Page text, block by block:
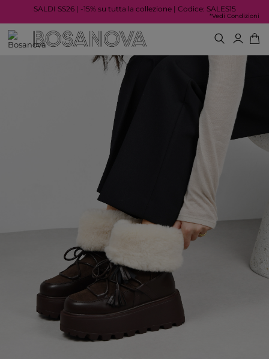
SALDI SS26 | -15% su tutta la collezione | Codice: SALES15
*Vedi Condizioni